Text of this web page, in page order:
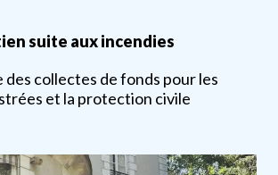
suite aux incendies
des collectes de fonds pour les
et la protection civile